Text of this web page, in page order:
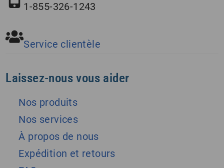
1-855-326-1243
Service clientèle
Laissez-nous vous aider
Nos produits
Nos services
À propos de nous
Expédition et retours